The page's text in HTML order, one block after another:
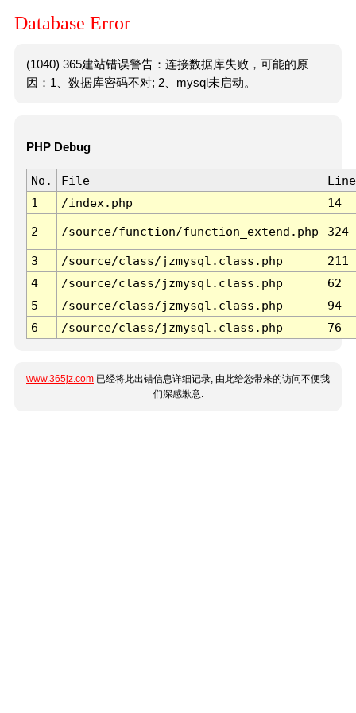
Database Error
(1040) 365建站错误警告：连接数据库失败，可能的原
因：1、数据库密码不对; 2、mysql未启动。
PHP Debug
No. File
Line
1
/index.php 14
2 /source/function/function_extend.php 324
3 /source/class/jzmysql.class.php
211
4
/source/class/jzmysql.class.php
62
5
/source/class/jzmysql.class.php
94
6
/source/class/jzmysql.class.php 76
www.365jz.com 已经将此出错信息详细记录, 由此给您带来的访问不便我
们深感歉意.